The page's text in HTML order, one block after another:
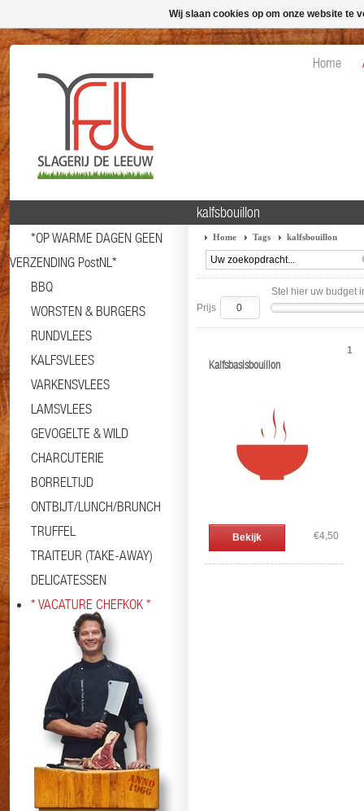
Home
*OP WARME DAGEN GEEN
VERZENDING PostNL*
BBQ
WORSTEN & BURGERS
RUNDVLEES
KALFSVLEES
VARKENSVLEES
LAMSVLEES
GEVOGELTE & WILD
CHARCUTERIE
BORRELTIJD
ONTBIJT/LUNCH/BRUNCH
TRUFFEL
TRAITEUR (TAKE-AWAY)
DELICATESSEN
* VACATURE CHEFKOK *
kalfsbouillon
Home Tags kalfsbouillon
Stel hier uw budget
Prijs
Kalfsbasisbouillon
Bekijk €4,50
1
Wij slaan cookies op om onze website te